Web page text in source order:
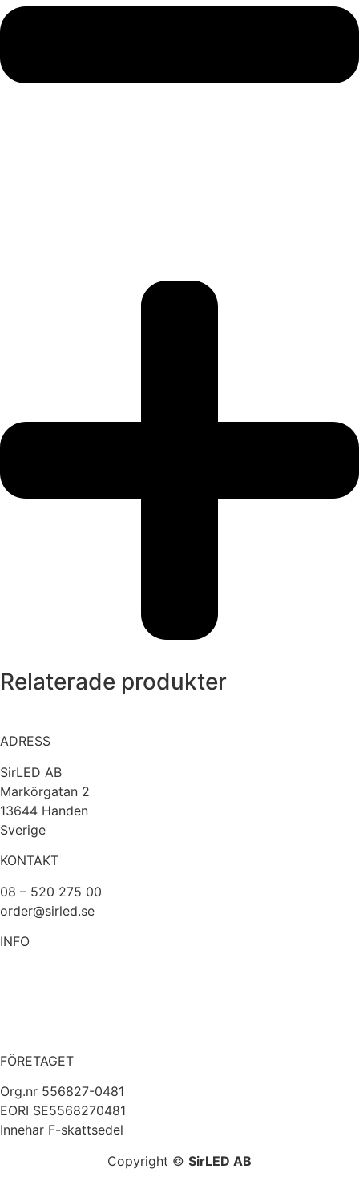
Relaterade produkter
ADRESS
SirLED AB
Markörgatan 2
13644 Handen
Sverige
KONTAKT
08 – 520 275 00
order@sirled.se
INFO
FÖRETAGET
Org.nr 556827-0481
EORI SE5568270481
Innehar F-skattsedel
Copyright © SirLED AB